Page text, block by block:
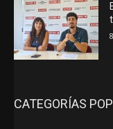
CATEGORÍAS